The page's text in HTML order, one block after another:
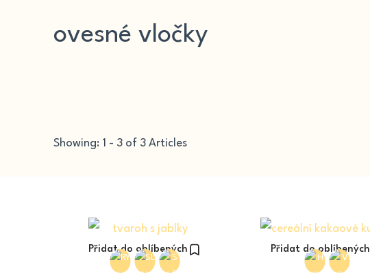
ovesné vločky
Showing: 1 - 3 of 3 Articles
Přidat do oblíbených Přidat do oblíbených